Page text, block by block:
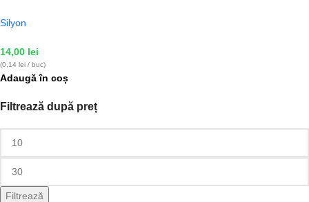
Filtrează după preț
Filtrează
Silyon
14,00 lei
(0,14 lei / buc)
Adaugă în coș